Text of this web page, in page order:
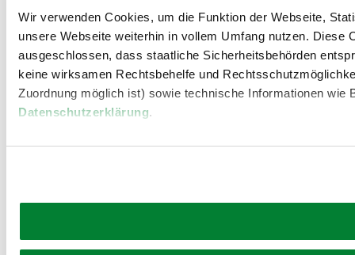
Wir verwenden Cookies, um die Funktion der Webseite,
unsere Webseite weiterhin in vollem Umfang nutzen.
ausgeschlossen, dass staatliche Sicherheitsbehörden
keine wirksamen Rechtsbehelfe und
Zuordnung möglich ist) sowie technische Informationen
Datenschutzerklärung.